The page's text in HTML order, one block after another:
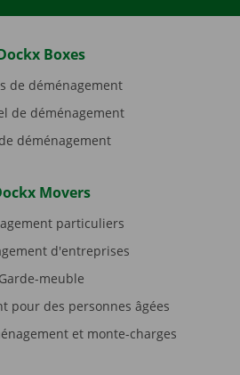
Boxes
de déménagement
de déménagement
déménagement
Movers
particuliers
d'entreprises
Garde-meuble
pour des personnes âgées
et monte-charges